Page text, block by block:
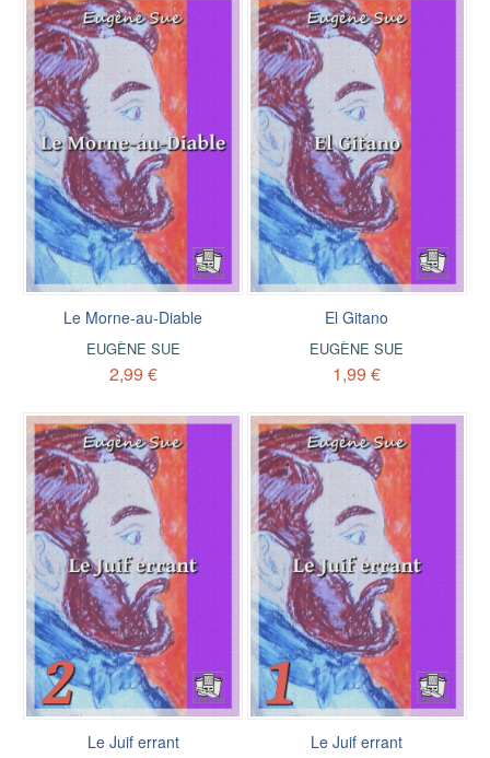
Le Morne-au-Diable
EUGÈNE SUE
2,99 €
El Gitano
EUGÈNE SUE
1,99 €
Le Juif errant Le Juif errant